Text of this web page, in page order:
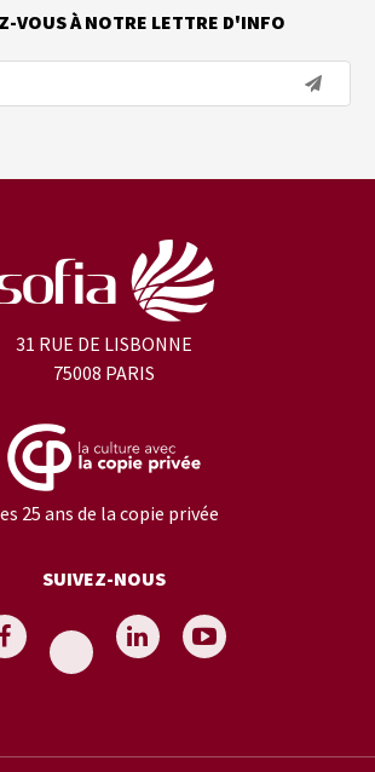
VOUS À NOTRE LETTRE D'INFO
31 RUE DE LISBONNE
75008 PARIS
25 ans de la copie privée
SUIVEZ-NOUS